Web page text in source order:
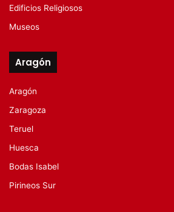
Edificios Religiosos
Museos
Aragón
Aragón
Zaragoza
Teruel
Huesca
Bodas Isabel
Pirineos Sur